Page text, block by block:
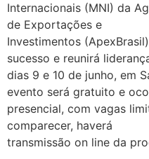
Internacionais (MNI) da
de Exportações e
Investimentos
sucesso e reunirá
dias 9 e 10 de junho, em
evento será gratuito e
presencial, com vagas
comparecer, haverá
transmissão on line da